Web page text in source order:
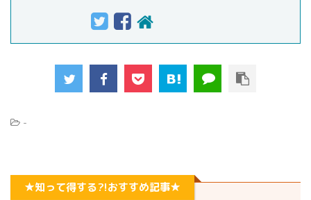
-
★知って得する?!おすすめ記事★